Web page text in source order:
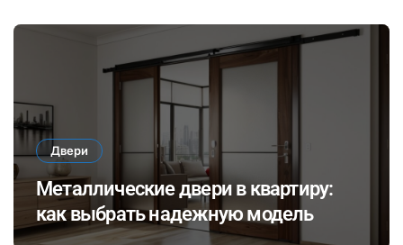
Двери
Металлические двери в квартиру:
как выбрать надежную модель